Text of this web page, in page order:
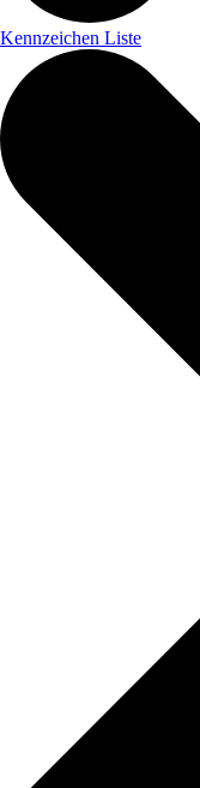
Kennzeichen Liste